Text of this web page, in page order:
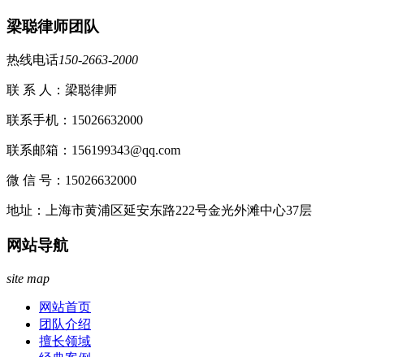
梁聪律师团队
热线电话150-2663-2000
联 系 人：梁聪律师
联系手机：15026632000
联系邮箱：156199343@qq.com
微 信 号：15026632000
地址：上海市黄浦区延安东路222号金光外滩中心37层
网站导航
site map
网站首页
团队介绍
擅长领域